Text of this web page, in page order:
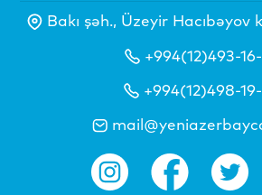
Bakı şəh., Üzeyir Hacıbəyov
+994(12)493-
+994(12)498-